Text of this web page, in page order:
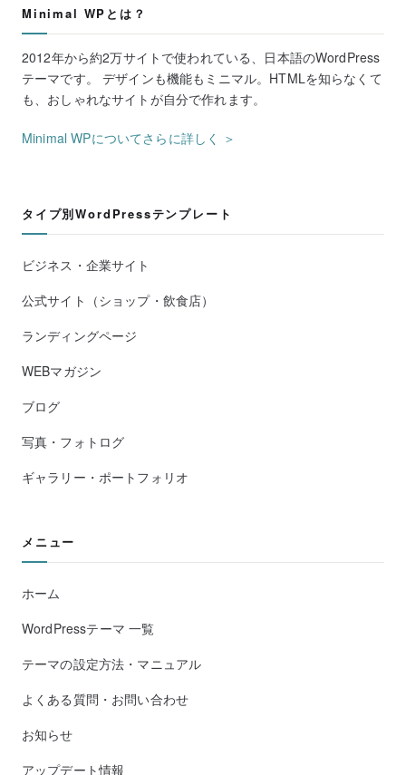
Minimal WPとは？
2012年から約2万サイトで使われている、日本語のWordPress
テーマです。 デザインも機能もミニマル。HTMLを知らなくて
も、おしゃれなサイトが自分で作れます。
Minimal WPについてさらに詳しく ＞
タイプ別WordPressテンプレート
ビジネス・企業サイト
公式サイト（ショップ・飲食店）
ランディングページ
WEBマガジン
ブログ
写真・フォトログ
ギャラリー・ポートフォリオ
メニュー
ホーム
WordPressテーマ 一覧
テーマの設定方法・マニュアル
よくある質問・お問い合わせ
お知らせ
アップデート情報